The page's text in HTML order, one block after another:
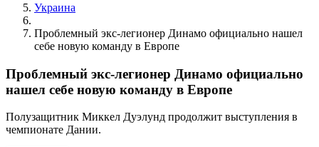
Украина
Проблемный экс-легионер Динамо официально нашел
себе новую команду в Европе
Проблемный экс-легионер Динамо официально
нашел себе новую команду в Европе
Полузащитник Миккел Дуэлунд продолжит выступления в
чемпионате Дании.